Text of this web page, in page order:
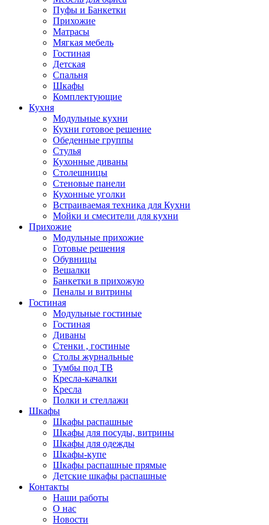
Пуфы и Банкетки
Прихожие
Матрасы
Мягкая мебель
Гостиная
Детская
Спальня
Шкафы
Комплектующие
Кухня
Модульные кухни
Кухни готовое решение
Обеденные группы
Стулья
Кухонные диваны
Столешницы
Стеновые панели
Кухонные уголки
Встраиваемая техника для Кухни
Мойки и смесители для кухни
Прихожие
Модульные прихожие
Готовые решения
Обувницы
Вешалки
Банкетки в прихожую
Пеналы и витрины
Гостиная
Модульные гостиные
Гостиная
Диваны
Стенки , гостиные
Столы журнальные
Тумбы под ТВ
Кресла-качалки
Кресла
Полки и стеллажи
Шкафы
Шкафы распашные
Шкафы для посуды, витрины
Шкафы для одежды
Шкафы-купе
Шкафы распашные прямые
Детские шкафы распашные
Контакты
Наши работы
О нас
Новости